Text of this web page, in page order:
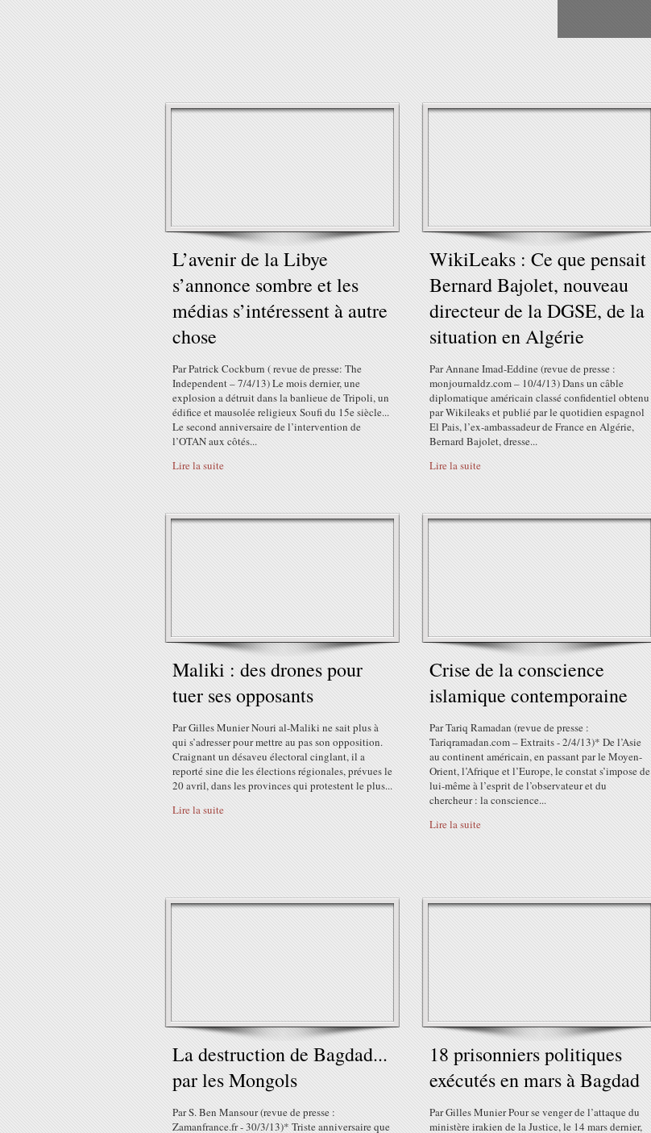
L’avenir de la Libye
s’annonce sombre et les
médias s’intéressent à autre
chose
Par Patrick Cockburn ( revue de presse: The
Independent – 7/4/13) Le mois dernier, une
explosion a détruit dans la banlieue de Tripoli, un
édifice et mausolée religieux Soufi du 15e siècle...
Le second anniversaire de l’intervention de
l’OTAN aux côtés...
Lire la suite
WikiLeaks : Ce que pensait
Bernard Bajolet, nouveau
directeur de la DGSE, de la
situation en Algérie
Par Annane Imad-Eddine (revue de presse :
monjournaldz.com – 10/4/13) Dans un câble
diplomatique américain classé confidentiel obtenu
par Wikileaks et publié par le quotidien espagnol
El Pais, l’ex-ambassadeur de France en Algérie,
Bernard Bajolet, dresse...
Lire la suite
Maliki : des drones pour
tuer ses opposants
Par Gilles Munier Nouri al-Maliki ne sait plus à
qui s’adresser pour mettre au pas son opposition.
Craignant un désaveu électoral cinglant, il a
reporté sine die les élections régionales, prévues le
20 avril, dans les provinces qui protestent le plus...
Lire la suite
Crise de la conscience
islamique contemporaine
Par Tariq Ramadan (revue de presse :
Tariqramadan.com – Extraits - 2/4/13)* De l’Asie
au continent américain, en passant par le Moyen-
Orient, l’Afrique et l’Europe, le constat s’impose de
lui-même à l’esprit de l’observateur et du
chercheur : la conscience...
Lire la suite
La destruction de Bagdad...
par les Mongols
Par S. Ben Mansour (revue de presse :
Zamanfrance.fr - 30/3/13)* Triste anniversaire que
18 prisonniers politiques
exécutés en mars à Bagdad
Par Gilles Munier Pour se venger de l’attaque du
ministère irakien de la Justice, le 14 mars dernier,